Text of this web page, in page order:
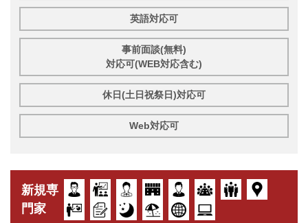
英語対応可
事前面談(無料)
対応可(WEB対応含む)
休日(土日祝祭日)対応可
Web対応可
新規専
門家